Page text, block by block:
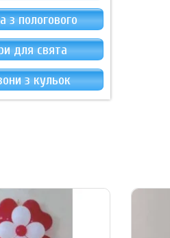
з пологового
для свята
з кульок